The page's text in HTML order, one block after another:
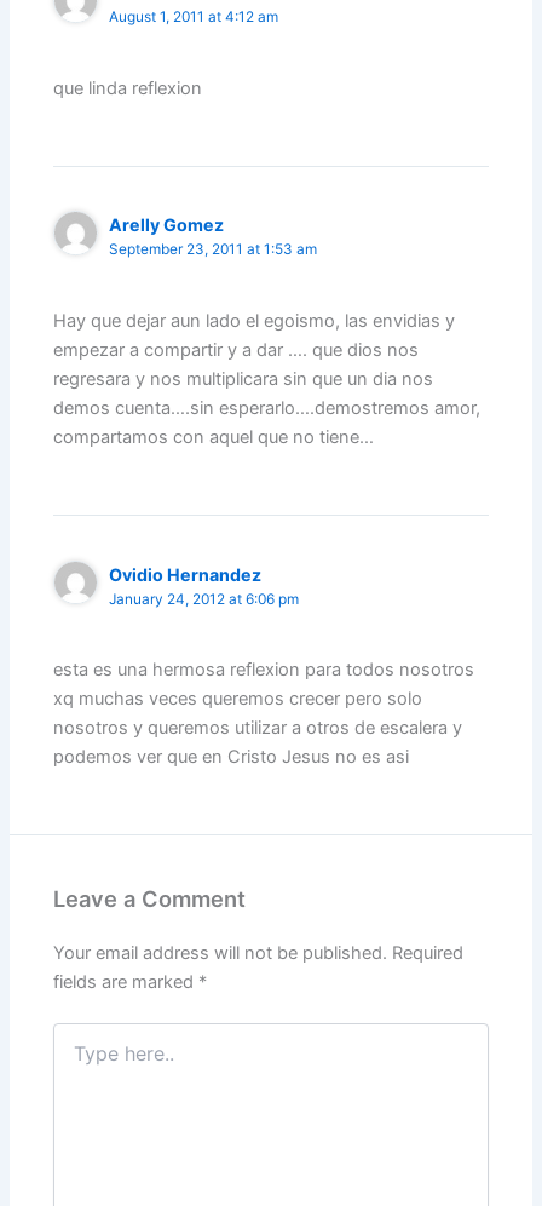
August 1, 2011 at 4:12 am
que linda reflexion
Arelly Gomez
September 23, 2011 at 1:53 am
Hay que dejar aun lado el egoismo, las envidias y
empezar a compartir y a dar …. que dios nos
regresara y nos multiplicara sin que un dia nos
demos cuenta….sin esperarlo….demostremos amor,
compartamos con aquel que no tiene…
Ovidio Hernandez
January 24, 2012 at 6:06 pm
esta es una hermosa reflexion para todos nosotros
xq muchas veces queremos crecer pero solo
nosotros y queremos utilizar a otros de escalera y
podemos ver que en Cristo Jesus no es asi
Leave a Comment
Your email address will not be published. Required
fields are marked *
Type
here..